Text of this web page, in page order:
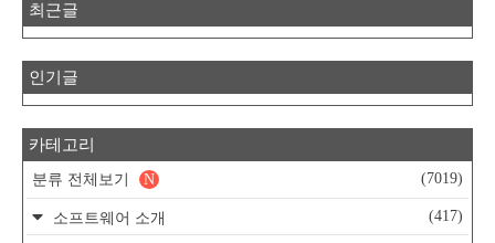
최근글
인기글
카테고리
분류 전체보기 (7019)
N
소프트웨어 소개 (417)